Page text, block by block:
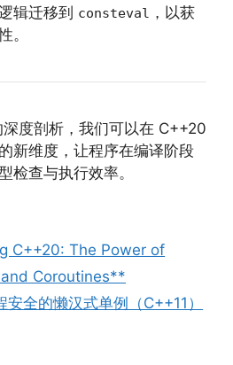
辑迁移到 consteval ，以获
。
深度剖析，我们可以在 C++20
新维度，让程序在编译阶段
检查与执行效率。
C++20: The Power of
Coroutines**
全的懒汉式单例（C++11）